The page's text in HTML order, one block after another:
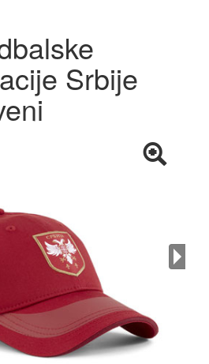
Srbije